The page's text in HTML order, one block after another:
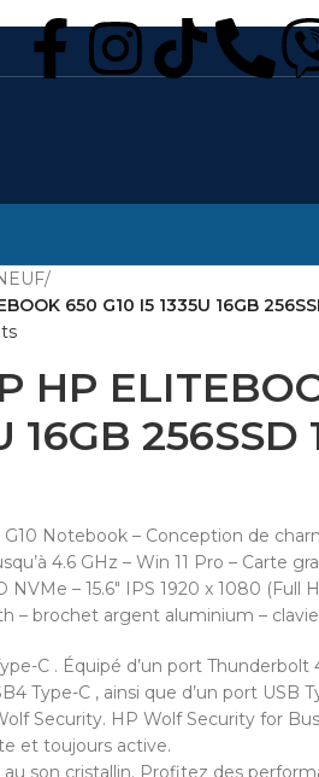
/
650 G10 I5 1335U 16GB
HP
16GB 256SSD
Notebook – Conception de
4.6 GHz – Win 11 Pro – Carte
NVMe – 15.6″ IPS 1920 x 1080 (Full
– brochet argent aluminium –
C . Équipé d’un port
Type-C , ainsi que d’un port USB
Security. HP Wolf Security for
et toujours active.
au son cristallin. Profitez des